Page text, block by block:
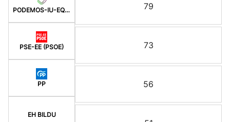
PODEMOS-IU-EQUO BERD
PSE-EE (PSOE)
PP
EH BILDU
79
73
56